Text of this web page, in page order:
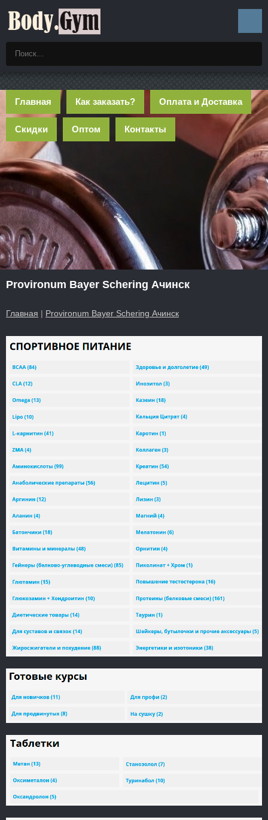
Главная Как заказать? Оплата и Доставка
Скидки Оптом Контакты
Provironum Bayer Schering Ачинск
Главная | Provironum Bayer Schering Ачинск